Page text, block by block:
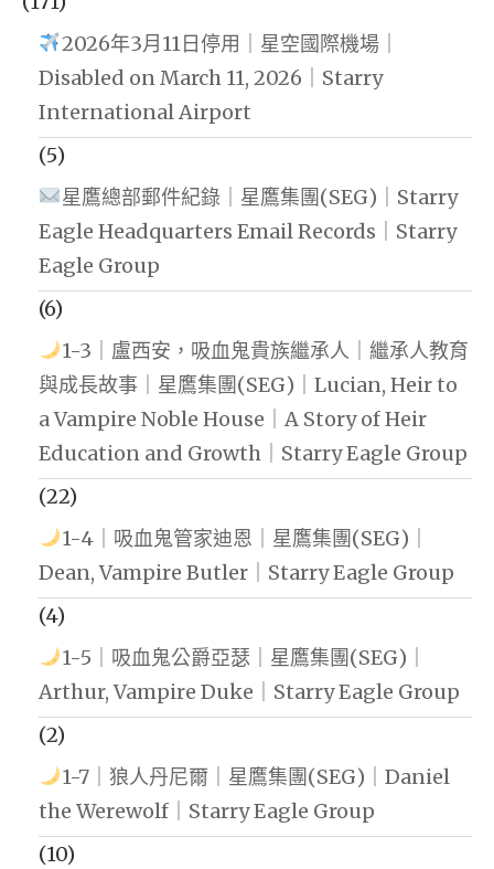
2026年3月11日停用｜星空國際機場｜
Disabled on March 11, 2026｜Starry
International Airport
(5)
星鷹總部郵件紀錄｜星鷹集團(SEG)｜Starry
Eagle Headquarters Email Records｜Starry
Eagle Group
(6)
1-3｜盧西安，吸血鬼貴族繼承人｜繼承人教育
與成長故事｜星鷹集團(SEG)｜Lucian, Heir to
a Vampire Noble House｜A Story of Heir
Education and Growth｜Starry Eagle Group
(22)
1-4｜吸血鬼管家迪恩｜星鷹集團(SEG)｜
Dean, Vampire Butler｜Starry Eagle Group
(4)
1-5｜吸血鬼公爵亞瑟｜星鷹集團(SEG)｜
Arthur, Vampire Duke｜Starry Eagle Group
(2)
1-7｜狼人丹尼爾｜星鷹集團(SEG)｜Daniel
the Werewolf｜Starry Eagle Group
(10)